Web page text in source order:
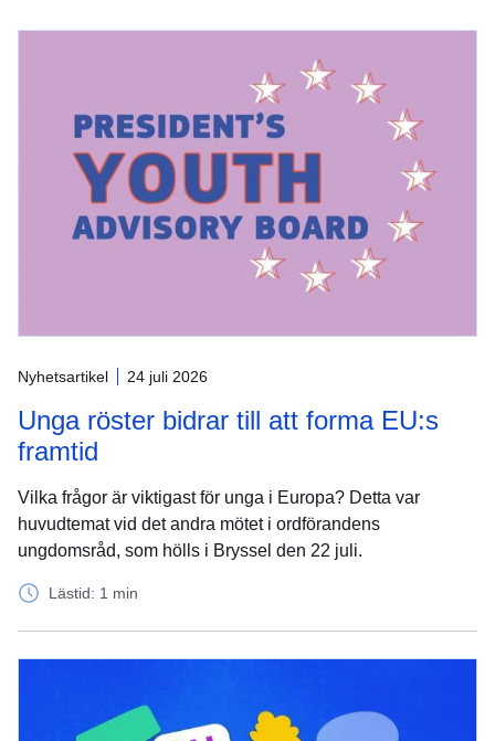
Nyhetsartikel 24 juli 2026
Unga röster bidrar till att forma EU:s
framtid
Vilka frågor är viktigast för unga i Europa? Detta var
huvudtemat vid det andra mötet i ordförandens
ungdomsråd, som hölls i Bryssel den 22 juli.
Lästid: 1 min